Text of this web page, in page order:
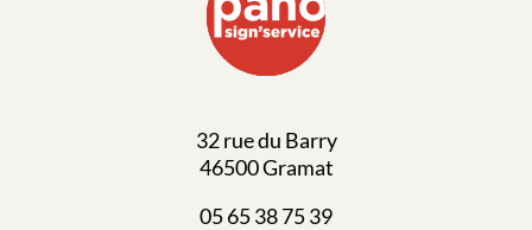
32 rue du Barry
46500 Gramat
05 65 38 75 39